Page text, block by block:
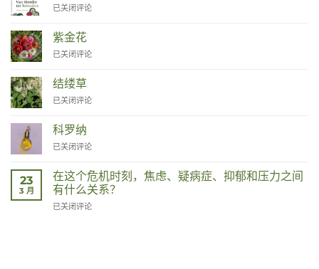
Van
tot
Remedies
已关闭评论
紫金花
Zinnia
已关闭评论
结缕草
Duizendknoop
已关闭评论
科罗纳
Corona
已关闭评论
23
3 月
在这个危机时刻，焦虑、疑病症、抑郁和压力之间
有什么关系？
Wat
已关闭评论